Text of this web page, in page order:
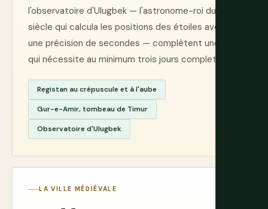
l'observatoire d'Ulugbek — l'astronome-roi du XVe
siècle qui calcula les positions des étoiles avec
une précision de secondes — complètent une ville
qui nécessite au minimum trois jours complets.
Registan au crépuscule et à l'aube
Gur-e-Amir, tombeau de Timur
Observatoire d'Ulugbek
LA VILLE MÉDIÉVALE